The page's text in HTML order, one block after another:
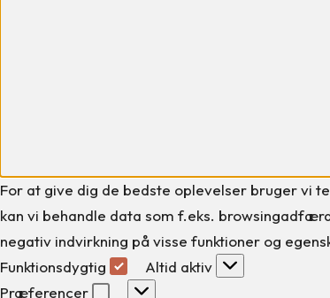
For at give dig de bedste oplevelser bruger vi
kan vi behandle data som f.eks.
negativ indvirkning på visse funktioner og
Funktionsdygtig
Funktionsdygtig
Altid aktiv
Præferencer
Præferencer